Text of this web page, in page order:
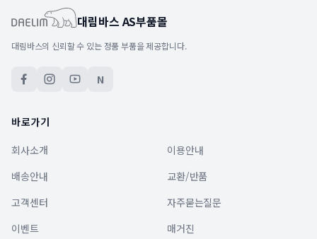
대림바스 AS부품몰
대림바스의 신뢰할 수 있는 정품 부품을 제공합니다.
N
바로가기
회사소개
이용안내
배송안내
교환/반품
고객센터
자주묻는질문
이벤트
매거진